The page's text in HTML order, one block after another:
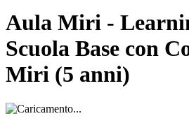
Aula Miri -
Scuola Base con
Miri (5 anni)